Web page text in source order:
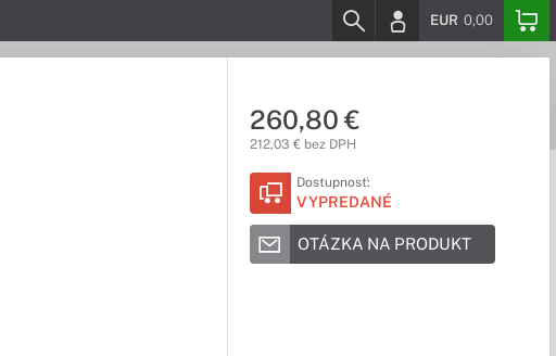
EUR 0,00
260,80 €
212,03 € bez DPH
Dostupnosť:
VYPREDANÉ
OTÁZKA NA PRODUKT